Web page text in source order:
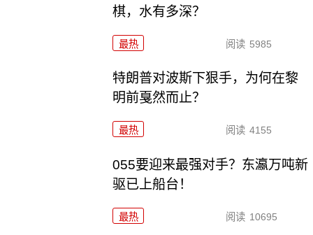
棋，水有多深？
最热 阅读 5985
特朗普对波斯下狠手，为何在黎
明前戛然而止？
最热 阅读 4155
055要迎来最强对手？东瀛万吨新
驱已上船台！
最热 阅读 10695